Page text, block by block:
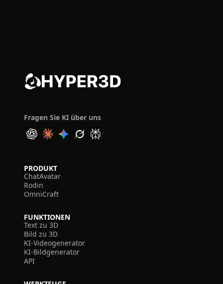
Fragen Sie KI über uns
PRODUKT
ChatAvatar
Rodin
OmniCraft
FUNKTIONEN
Text zu 3D
Bild zu 3D
KI-Videogenerator
KI-Bildgenerator
API